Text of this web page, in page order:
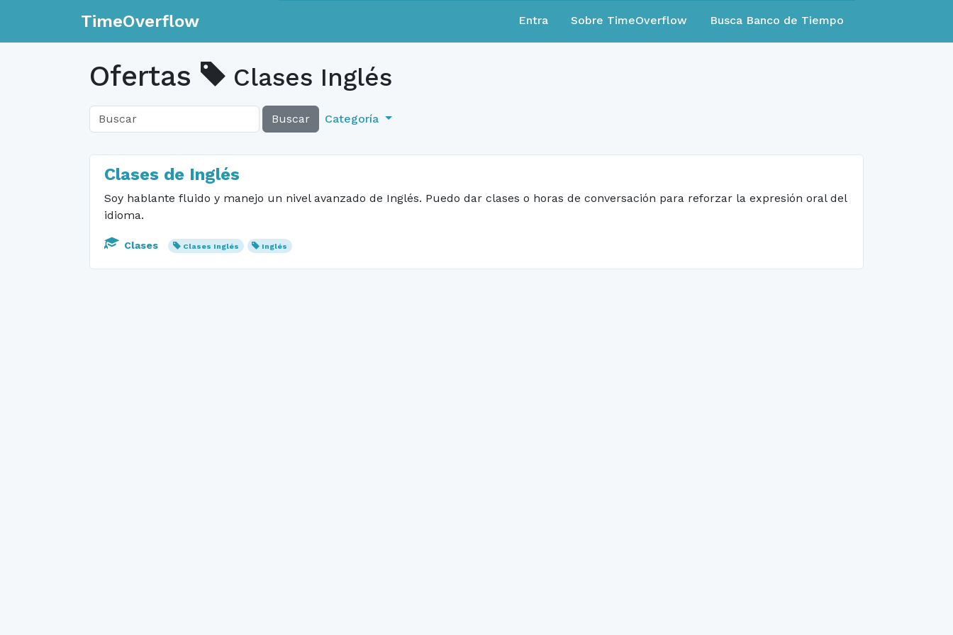
TimeOverflow Entra Sobre TimeOverflow Busca Banco de Tiempo
Ofertas Clases Inglés
Buscar Categoría
Clases de Inglés
Soy hablante fluido y manejo un nivel avanzado de Inglés. Puedo dar clases o horas de conversación para reforzar la expresión oral del
idioma.
Clases Clases Inglés Inglés